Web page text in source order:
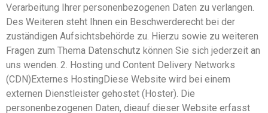
Verarbeitung Ihrer personenbezogenen Daten zu verlangen.
Des Weiteren steht Ihnen ein Beschwerderecht bei der
zuständigen Aufsichtsbehörde zu. Hierzu sowie zu weiteren
Fragen zum Thema Datenschutz können Sie sich jederzeit an
uns wenden. 2. Hosting und Content Delivery Networks
(CDN)Externes HostingDiese Website wird bei einem
externen Dienstleister gehostet (Hoster). Die
personenbezogenen Daten, dieauf dieser Website erfasst